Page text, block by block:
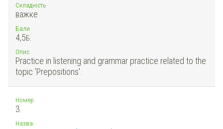
Складність
важке
Бали
4,5Б.
Опис
Practice in listening and grammar practice related to the
topic 'Prepositions'.
Номер
3.
Назва